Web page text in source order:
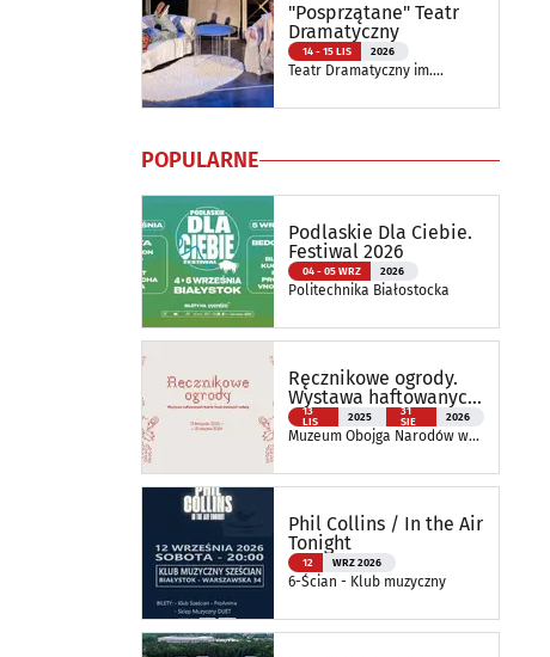
"Posprzątane" Teatr
Dramatyczny
14 - 15 LIS 2026
Teatr Dramatyczny im.
POPULARNE
Podlaskie Dla Ciebie.
Festiwal 2026
04 - 05 WRZ 2026
Politechnika Białostocka
Ręcznikowe ogrody.
Wystawa haftowanych
tkanin inspirowanych
naturą
13
LIS
2025
31
SIE
2026
Muzeum Obojga Narodów w
Muzeum Podlaskiego w
Phil Collins / In the Air
Tonight
12 WRZ 2026
6-Ścian - Klub muzyczny